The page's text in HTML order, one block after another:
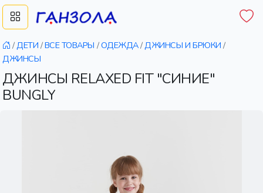
/ДЕТИ /ВСЕ ТОВАРЫ /ОДЕЖДА/ДЖИНСЫ И БРЮКИ /
ДЖИНСЫ
ДЖИНСЫ RELAXED FIT "СИНИЕ"
BUNGLY